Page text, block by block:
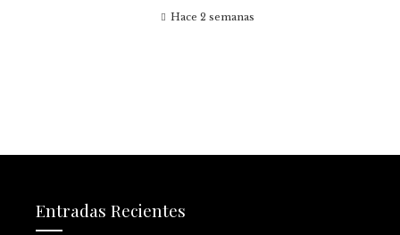
Hace 2 semanas
Entradas Recientes